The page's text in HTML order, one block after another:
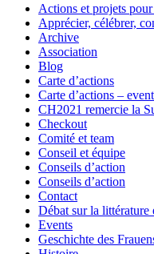
Actions et projets
Apprécier, célébrer,
Archive
Association
Blog
Carte d’actions
Carte d’actions –
CH2021 remercie la
Checkout
Comité et team
Conseil et équipe
Conseils d’action
Conseils d’action
Contact
Débat sur la littérature
Events
Geschichte des